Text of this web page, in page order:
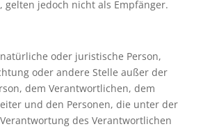
gelten jedoch nicht als Empfänger.
oder juristische Person,
oder andere Stelle außer der
dem Verantwortlichen, dem
und den Personen, die unter der
des Verantwortlichen